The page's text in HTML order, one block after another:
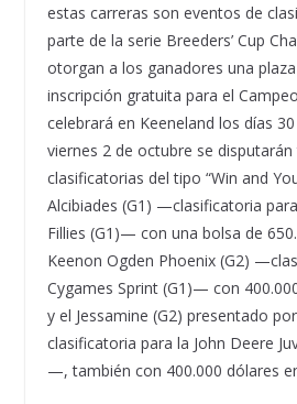
estas carreras son eventos de
parte de la serie Breeders’ Cup
otorgan a los ganadores una
inscripción gratuita para el
celebrará en Keeneland los días
viernes 2 de octubre se
clasificatorias del tipo “Win and
Alcibiades (G1) —clasificatoria
Fillies (G1)— con una bolsa de
Keenon Ogden Phoenix (G2)
Cygames Sprint (G1)— con
y el Jessamine (G2) presentado
clasificatoria para la John Deere
—, también con 400.000 dólares